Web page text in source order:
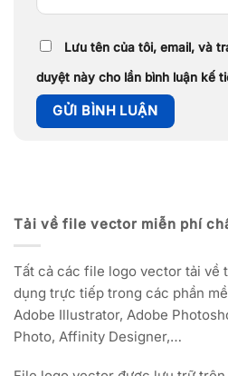
Lưu tên của tôi, email, và
duyệt này cho lần bình luận kế
Tải về file vector miễn phí
Tất cả các file logo vector tải về
dụng trực tiếp trong các phần
Adobe Illustrator, Adobe
Photo, Affinity Designer,…